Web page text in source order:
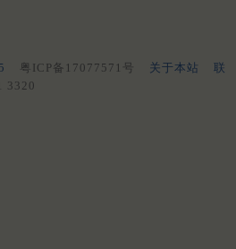
粤ICP备17077571号 关于本站
联
3320